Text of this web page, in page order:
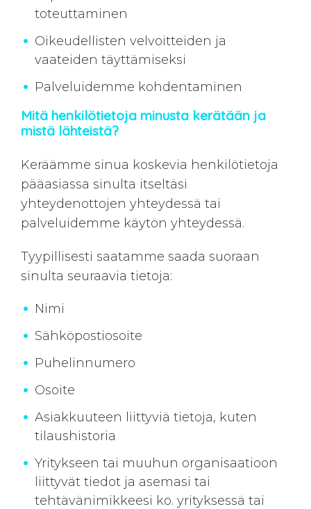
toteuttaminen
Oikeudellisten velvoitteiden ja
vaateiden täyttämiseksi
Palveluidemme kohdentaminen
Mitä henkilötietoja minusta kerätään ja
mistä lähteistä?
Keräämme sinua koskevia henkilötietoja
pääasiassa sinulta itseltäsi
yhteydenottojen yhteydessä tai
palveluidemme käytön yhteydessä.
Tyypillisesti saatamme saada suoraan
sinulta seuraavia tietoja:
Nimi
Sähköpostiosoite
Puhelinnumero
Osoite
Asiakkuuteen liittyviä tietoja, kuten
tilaushistoria
Yritykseen tai muuhun organisaatioon
liittyvät tiedot ja asemasi tai
tehtävänimikkeesi ko. yrityksessä tai